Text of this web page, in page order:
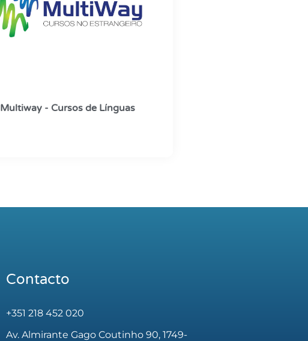
Multiway - Cursos de Línguas
Contacto
+351 218 452 020
Av. Almirante Gago Coutinho 90, 1749-